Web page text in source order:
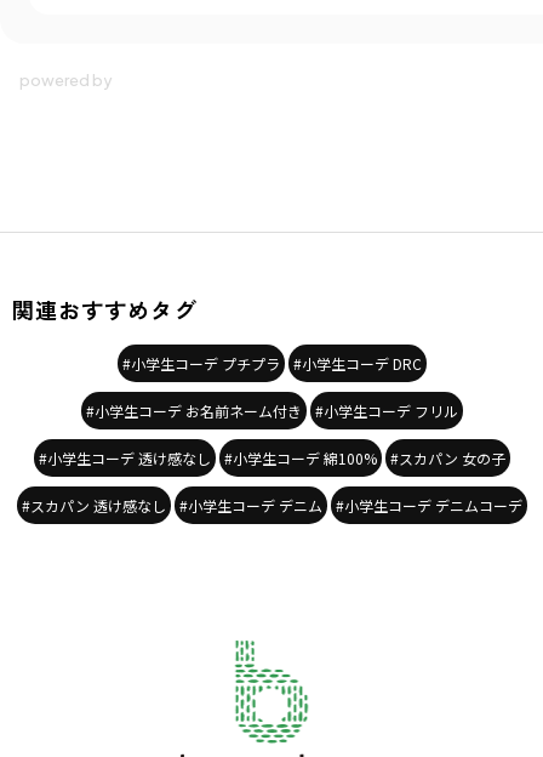
関連おすすめタグ
#小学生コーデ プチプラ #小学生コーデ DRC
#小学生コーデ お名前ネーム付き #小学生コーデ フリル
#小学生コーデ 透け感なし #小学生コーデ 綿100% #スカパン 女の子
#スカパン 透け感なし #小学生コーデ デニム #小学生コーデ デニムコーデ